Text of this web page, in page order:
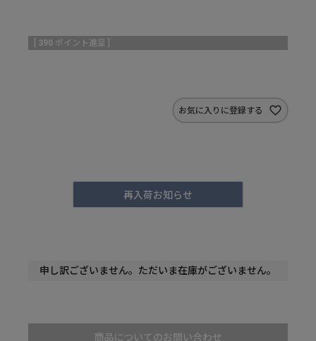
390 ポイント進呈 ]
お気に入りに登録する
再入荷お知らせ
申し訳ございません。ただいま在庫がございません。
商品についてのお問い合わせ